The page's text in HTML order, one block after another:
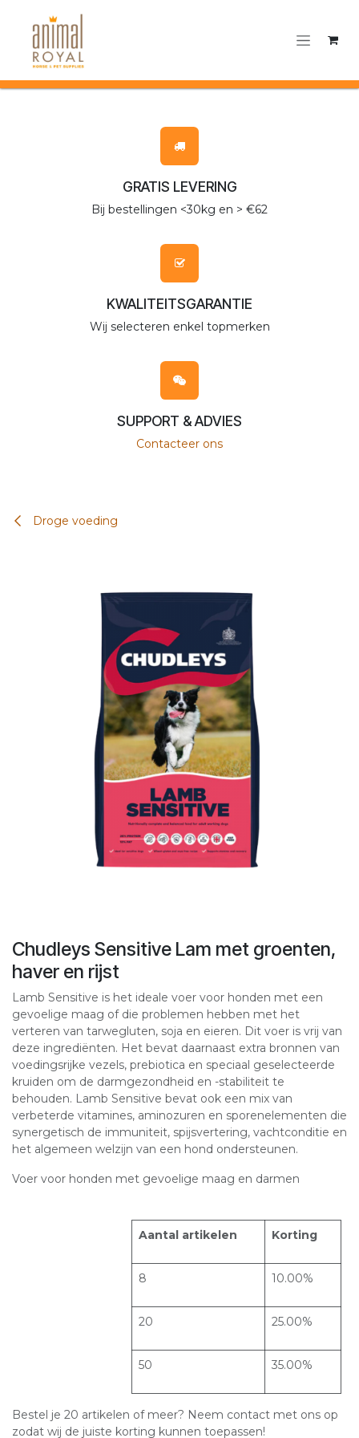
GRATIS LEVERING
Bij bestellingen <30kg en > €62
KWALITEITSGARANTIE
Wij selecteren enkel topmerken
SUPPORT & ADVIES
Contacteer ons
Droge voeding
Chudleys Sensitive Lam met groenten,
haver en rijst
Lamb Sensitive is het ideale voer voor honden met een
gevoelige maag of die problemen hebben met het
verteren van tarwegluten, soja en eieren. Dit voer is vrij van
deze ingrediënten. Het bevat daarnaast extra bronnen van
voedingsrijke vezels, prebiotica en speciaal geselecteerde
kruiden om de darmgezondheid en -stabiliteit te
behouden. Lamb Sensitive bevat ook een mix van
verbeterde vitamines, aminozuren en sporenelementen die
synergetisch de immuniteit, spijsvertering, vachtconditie en
het algemeen welzijn van een hond ondersteunen.
Voer voor honden met gevoelige maag en darmen
Aantal artikelen Korting
8 10.00%
20 25.00%
50 35.00%
Bestel je 20 artikelen of meer? Neem contact met ons op
zodat wij de juiste korting kunnen toepassen!